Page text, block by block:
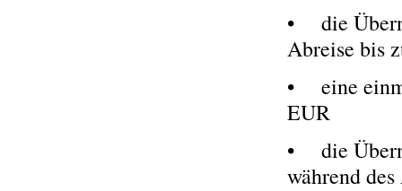
• die
Abreise bis
• eine
EUR
• die
während